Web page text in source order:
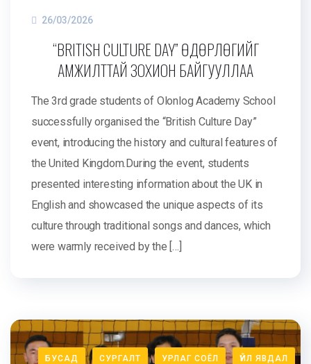
26/03/2026
“BRITISH CULTURE DAY” ӨДӨРЛӨГИЙГ
АМЖИЛТТАЙ ЗОХИОН БАЙГУУЛЛАА
The 3rd grade students of Olonlog Academy School
successfully organised the “British Culture Day”
event, introducing the history and cultural features of
the United Kingdom.During the event, students
presented interesting information about the UK in
English and showcased the unique aspects of its
culture through traditional songs and dances, which
were warmly received by the […]
БУСАД СУРГАЛТ УРЛАГ СОЁЛ ҮЙЛ ЯВДАЛ